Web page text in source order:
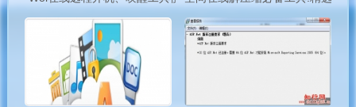
phpzip，一个无名的脚本和博主自己写的压缩脚本。它们
各有千秋，当然也不是每一个对所有的服务器都支持的，
所以需要大家去尝试总结，哪个比较好用什么的。当然，
如果试过了这里所有的脚本都没法实现的话，那么你得考